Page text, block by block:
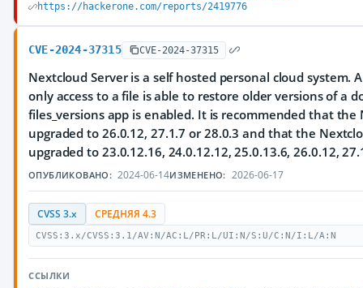
https://hackerone.com/reports/2419776
CVE-2024-37315 CVE-2024-37315
Nextcloud Server is a self hosted personal cloud system.
only access to a file is able to restore older versions of a
files_versions app is enabled. It is recommended that the
upgraded to 26.0.12, 27.1.7 or 28.0.3 and that the
upgraded to 23.0.12.16, 24.0.12.12, 25.0.13.6, 26.0.12,
ОПУБЛИКОВАНО: 2024-06-14ИЗМЕНЕНО: 2026-06-17
CVSS 3.x СРЕДНЯЯ 4.3
CVSS:3.x/CVSS:3.1/AV:N/AC:L/PR:L/UI:N/S:U/C:N/I:L/A:N
ССЫЛКИ